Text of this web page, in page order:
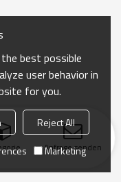
Anfrage senden
best possible
user behavior in
for you.
Reject All
Marketing